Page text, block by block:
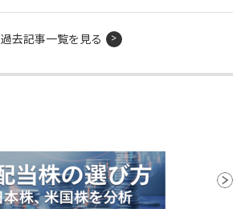
過去記事一覧を見る